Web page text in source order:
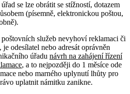
se lze obrátit se stížností, dotazem
(písemně, elektronickou poštou,
služeb nevyhoví reklamaci či
odesílatel nebo adresát oprávněn
úřadu návrh na zahájení řízení
, a to nejpozději do 1 měsíce ode
nebo marného uplynutí lhůty pro
uplatnit námitku zanikne.